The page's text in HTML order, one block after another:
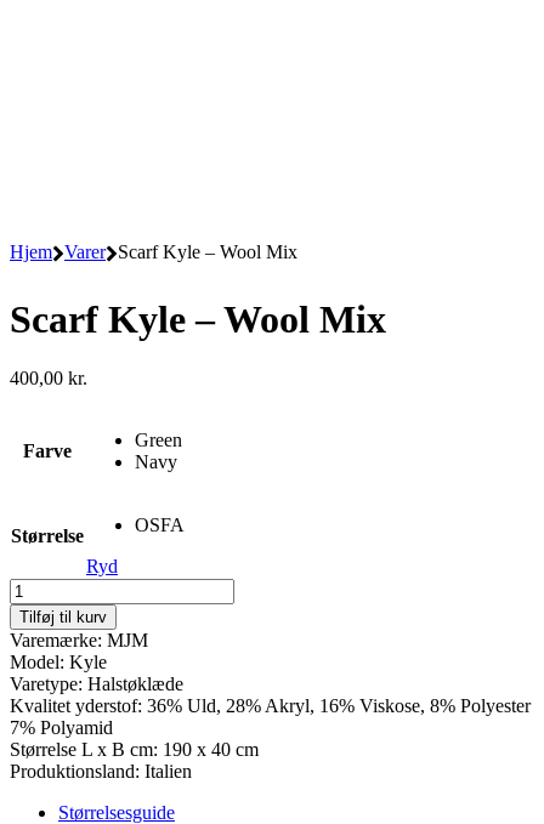
Hjem Varer Scarf Kyle – Wool Mix
Scarf Kyle – Wool Mix
400,00 kr.
Farve
Green
Navy
Størrelse
OSFA
Ryd
Scarf
Kyle
-
Wool
Mix
antal
Tilføj til kurv
Varemærke: MJM
Model: Kyle
Varetype: Halstøklæde
Kvalitet yderstof: 36% Uld, 28% Akryl, 16% Viskose, 8% Polyester
7% Polyamid
Størrelse L x B cm: 190 x 40 cm
Produktionsland: Italien
Størrelsesguide